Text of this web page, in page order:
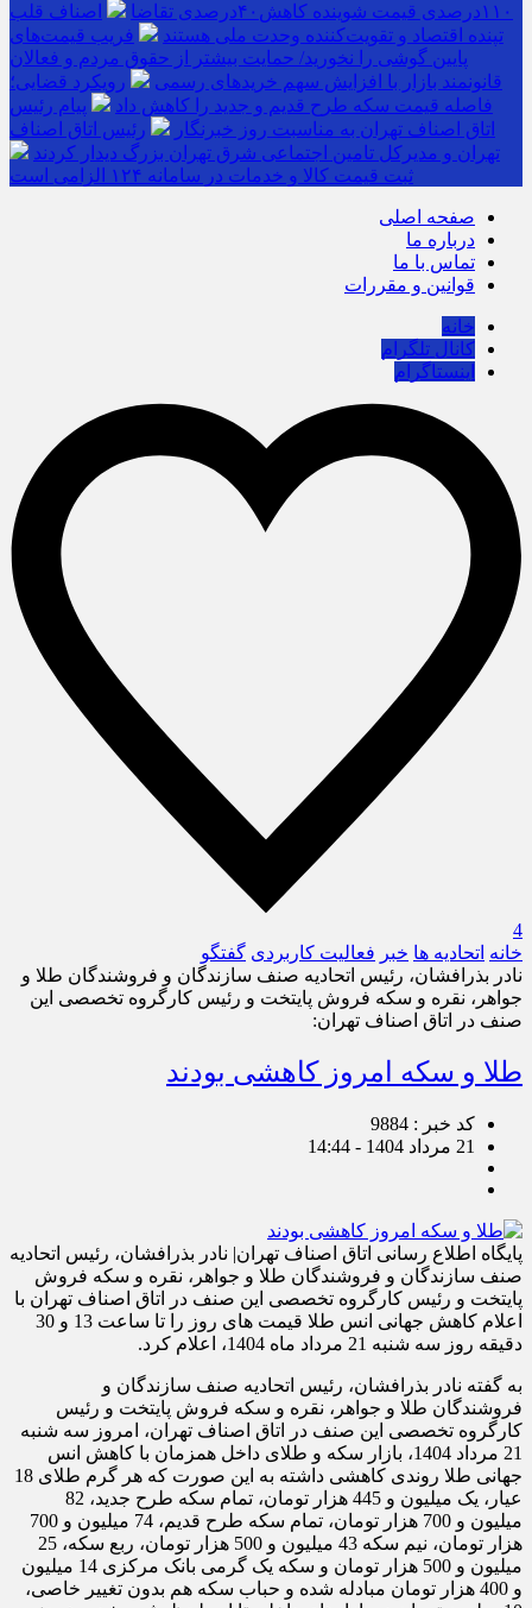
۱۱۰درصدی قیمت شوینده کاهش۴۰درصدی تقاضا
اصناف قلب
تپنده اقتصاد و تقویت‌کننده وحدت ملی هستند
فریب قیمت‌های
پایین گوشی را نخورید/ حمایت بیشتر از حقوق مردم و فعالان
قانونمند بازار با افزایش سهم خریدهای رسمی
رویکرد قضایی؛
فاصله قیمت سکه طرح قدیم و جدید را کاهش داد
پیام رئیس
اتاق اصناف تهران به مناسبت روز خبرنگار
رئیس اتاق اصناف
تهران و مدیرکل تامین اجتماعی شرق تهران بزرگ دیدار کردند
ثبت قیمت کالا و خدمات در سامانه ۱۲۴ الزامی است
صفحه اصلی
درباره ما
تماس با ما
قوانین و مقررات
خانه
کانال تلگرام
اینستاگرام
4
خانه اتحادیه ها خبر فعالیت کاربردی گفتگو
نادر بذرافشان، رئیس اتحادیه صنف سازندگان و فروشندگان طلا و
جواهر، نقره و سکه فروش پایتخت و رئیس کارگروه تخصصی این
صنف در اتاق اصناف تهران:
طلا و سکه امروز کاهشی بودند
کد خبر : 9884
21 مرداد 1404 - 14:44
پایگاه اطلاع رسانی اتاق اصناف تهران| نادر بذرافشان، رئیس اتحادیه
صنف سازندگان و فروشندگان طلا و جواهر، نقره و سکه فروش
پایتخت و رئیس کارگروه تخصصی این صنف در اتاق اصناف تهران با
اعلام کاهش جهانی انس طلا قیمت های روز را تا ساعت 13 و 30
دقیقه روز سه شنبه 21 مرداد ماه 1404، اعلام کرد.
به گفته نادر بذرافشان، رئیس اتحادیه صنف سازندگان و
فروشندگان طلا و جواهر، نقره و سکه فروش پایتخت و رئیس
کارگروه تخصصی این صنف در اتاق اصناف تهران، امروز سه شنبه
21 مرداد 1404، بازار سکه و طلای داخل همزمان با کاهش انس
جهانی طلا روندی کاهشی داشته به این صورت که هر گرم طلای 18
عیار، یک میلیون و 445 هزار تومان، تمام سکه طرح جدید، 82
میلیون و 700 هزار تومان، تمام سکه طرح قدیم، 74 میلیون و 700
هزار تومان، نیم سکه 43 میلیون و 500 هزار تومان، ربع سکه، 25
میلیون و 500 هزار تومان و سکه یک گرمی بانک مرکزی 14 میلیون
و 400 هزار تومان مبادله شده و حباب سکه هم بدون تغییر خاصی،